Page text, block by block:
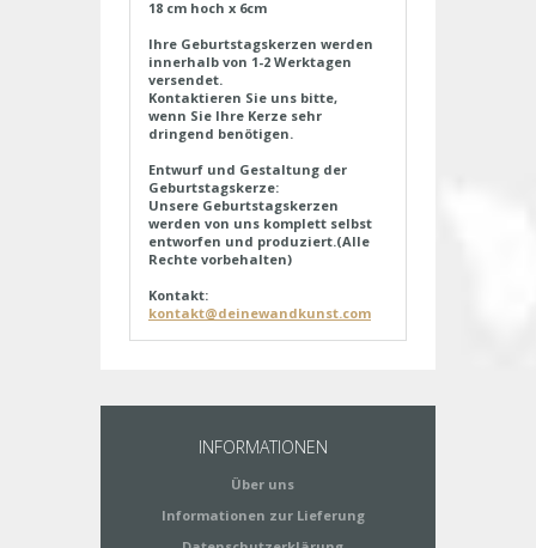
18 cm hoch x 6cm
Ihre Geburtstagskerzen werden
innerhalb von 1-2 Werktagen
versendet.
Kontaktieren Sie uns bitte,
wenn Sie Ihre Kerze sehr
dringend benötigen.
Entwurf und Gestaltung der
Geburtstagskerze:
Unsere Geburtstagskerzen
werden von uns komplett selbst
entworfen und produziert.(Alle
Rechte vorbehalten)
Kontakt:
kontakt@deinewandkunst.com
INFORMATIONEN
Über uns
Informationen zur Lieferung